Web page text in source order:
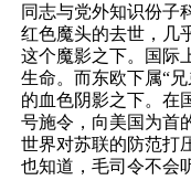
同志与党外知识份子
红色魔头的去世，几
这个魔影之下。国际
生命。而东欧下属“
的血色阴影之下。在
号施令，向美国为首
世界对苏联的防范打
也知道，毛司令不会